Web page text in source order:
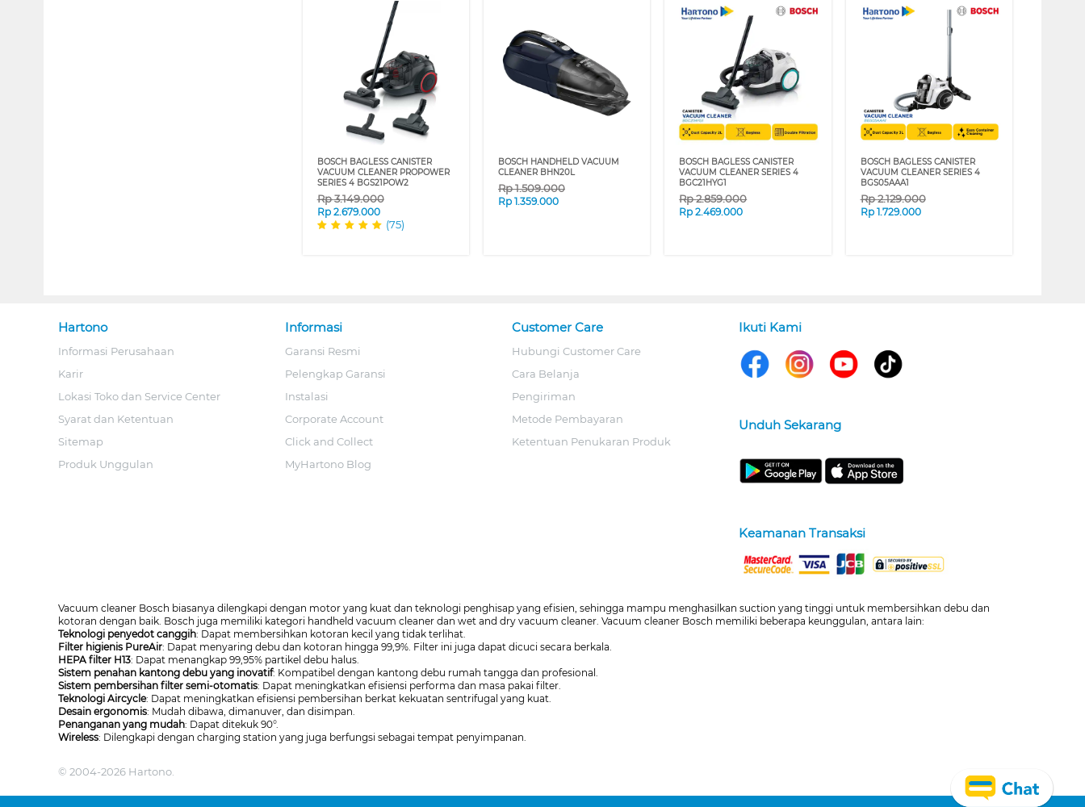
BOSCH BAGLESS CANISTER
VACUUM CLEANER PROPOWER
SERIES 4 BGS21POW2
Rp3.149.000
Rp 2.679.000
(75)
BOSCH HANDHELD VACUUM
CLEANER BHN20L
Rp1.509.000
Rp 1.359.000
BOSCH BAGLESS CANISTER
VACUUM CLEANER SERIES 4
BGC21HYG1
Rp2.859.000
Rp2.469.000
BOSCH BAGLESS CANISTER
VACUUM CLEANER SERIES 4
BGS05AAA1
Rp2.129.000
Rp 1.729.000
Hartono
Informasi Perusahaan
Karir
Lokasi Toko dan Service Center
Syarat dan Ketentuan
Sitemap
Produk Unggulan
Informasi
Garansi Resmi
Pelengkap Garansi
Instalasi
Corporate Account
Click and Collect
MyHartono Blog
Customer Care
Hubungi Customer Care
Cara Belanja
Pengiriman
Metode Pembayaran
Ketentuan Penukaran Produk
Ikuti Kami
Unduh Sekarang
Keamanan Transaksi
Vacuum cleaner Bosch biasanya dilengkapi dengan motor yang kuat dan teknologi penghisap yang efisien, sehingga mampu menghasilkan suction yang tinggi untuk membersihkan debu dan
kotoran dengan baik. Bosch juga memiliki kategori handheld vacuum cleaner dan wet and dry vacuum cleaner. Vacuum cleaner Bosch memiliki beberapa keunggulan, antara lain:
Teknologi penyedot canggih: Dapat membersihkan kotoran kecil yang tidak terlihat.
Filter higienis PureAir: Dapat menyaring debu dan kotoran hingga 99,9%. Filter ini juga dapat dicuci secara berkala.
HEPA filter H13: Dapat menangkap 99,95% partikel debu halus.
Sistem penahan kantong debu yang inovatif: Kompatibel dengan kantong debu rumah tangga dan profesional.
Sistem pembersihan filter semi-otomatis: Dapat meningkatkan efisiensi performa dan masa pakai filter.
Teknologi Aircycle: Dapat meningkatkan efisiensi pembersihan berkat kekuatan sentrifugal yang kuat.
Desain ergonomis: Mudah dibawa, dimanuver, dan disimpan.
Penanganan yang mudah: Dapat ditekuk 90°.
Wireless: Dilengkapi dengan charging station yang juga berfungsi sebagai tempat penyimpanan.
© 2004-2026 Hartono.